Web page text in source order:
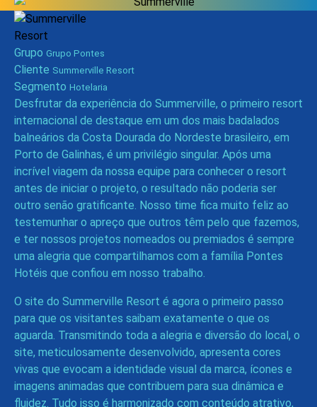
Grupo Grupo Pontes
Cliente Summerville Resort
Segmento Hotelaria
Desfrutar da experiência do Summerville, o primeiro resort
internacional de destaque em um dos mais badalados
balneários da Costa Dourada do Nordeste brasileiro, em
Porto de Galinhas, é um privilégio singular. Após uma
incrível viagem da nossa equipe para conhecer o resort
antes de iniciar o projeto, o resultado não poderia ser
outro senão gratificante. Nosso time fica muito feliz ao
testemunhar o apreço que outros têm pelo que fazemos,
e ter nossos projetos nomeados ou premiados é sempre
uma alegria que compartilhamos com a família Pontes
Hotéis que confiou em nosso trabalho.
O site do Summerville Resort é agora o primeiro passo
para que os visitantes saibam exatamente o que os
aguarda. Transmitindo toda a alegria e diversão do local, o
site, meticulosamente desenvolvido, apresenta cores
vivas que evocam a identidade visual da marca, ícones e
imagens animadas que contribuem para sua dinâmica e
fluidez. Tudo isso é harmonizado com conteúdo atrativo,